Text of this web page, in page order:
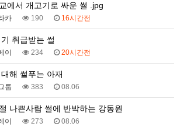
에서 개고기로 싸운 썰 .jpg
카 190 16시간전
취급받는 썰
이 234 20시간전
해 썰푸는 아재
룹 383 08.06
나쁜사람 썰에 반박하는 강동원
이 273 08.06